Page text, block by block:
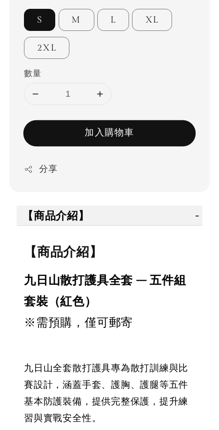
S M L XL
2XL
數量
加入購物車
分享
【商品介紹】
【商品介紹】
九日山散打護具全套 – 五件組
套裝（紅色）
※需預購，僅可郵寄
九日山全套散打護具專為散打訓練與比
賽設計，涵蓋手套、護胸、護腿等五件
基本防護裝備，提供完整保護，提升練
習與實戰安全性。